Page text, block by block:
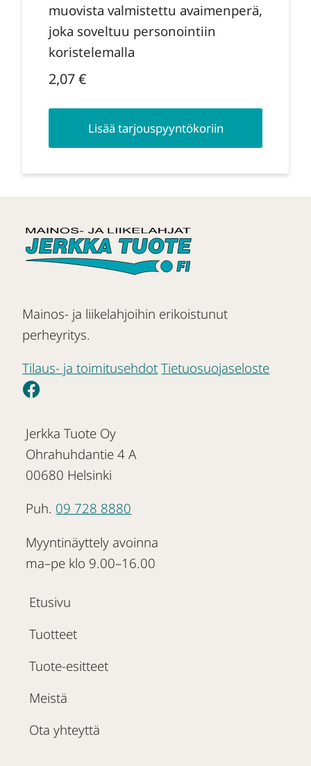
muovista valmistettu avaimenperä,
joka soveltuu personointiin
koristelemalla
2,07€
Lisää tarjouspyyntökoriin
Mainos- ja liikelahjoihin erikoistunut
perheyritys.
Tilaus- ja toimitusehdot Tietuosuojaseloste
Jerkka Tuote Oy
Ohrahuhdantie 4 A
00680 Helsinki
Puh. 09 728 8880
Myyntinäyttely avoinna
ma–pe klo 9.00–16.00
Etusivu
Tuotteet
Tuote-esitteet
Meistä
Ota yhteyttä